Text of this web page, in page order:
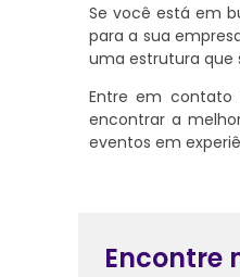
Se você está em
para a sua
uma estrutura que
Entre em contato
encontrar a
eventos em
Encontre